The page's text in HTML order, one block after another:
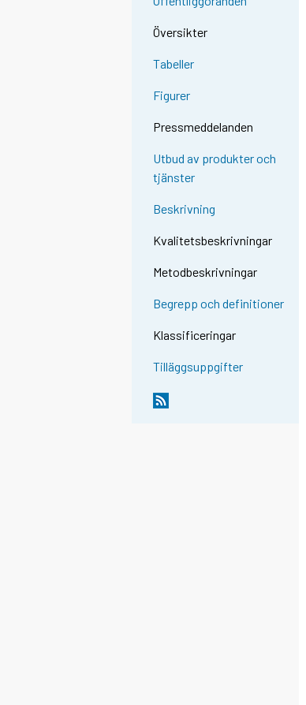
Översikter
Tabeller
Figurer
Pressmeddelanden
Utbud av produkter och
tjänster
Beskrivning
Kvalitetsbeskrivningar
Metodbeskrivningar
Begrepp och definitioner
Klassificeringar
Tilläggsuppgifter